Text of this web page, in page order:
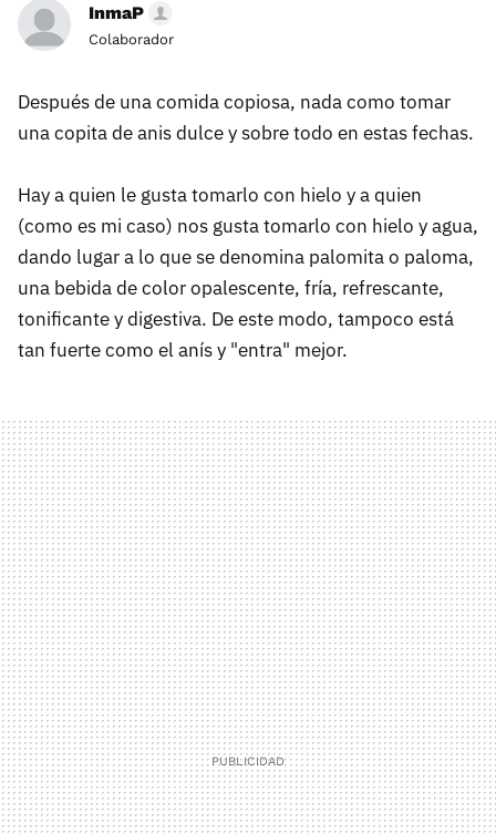
InmaP
Colaborador
Después de una comida copiosa, nada como tomar
una copita de anis dulce y sobre todo en estas fechas.
Hay a quien le gusta tomarlo con hielo y a quien
(como es mi caso) nos gusta tomarlo con hielo y agua,
dando lugar a lo que se denomina palomita o paloma,
una bebida de color opalescente, fría, refrescante,
tonificante y digestiva. De este modo, tampoco está
tan fuerte como el anís y "entra" mejor.